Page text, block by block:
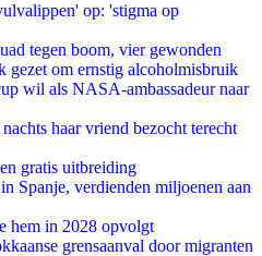
op: 'stigma op
tegen boom, vier gewonden
gezet om ernstig alcoholmisbruik
wil als NASA-ambassadeur naar
haar vriend bezocht terecht
gratis uitbreiding
Spanje, verdienden miljoenen aan
hem in 2028 opvolgt
grensaanval door migranten